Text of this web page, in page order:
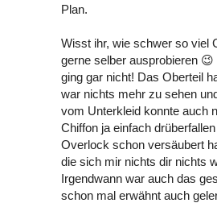
Plan.
Wisst ihr, wie schwer so viel
gerne selber ausprobieren
ging gar nicht! Das Oberteil
war nichts mehr zu sehen
vom Unterkleid konnte auch
Chiffon ja einfach
Overlock schon versäubert
die sich mir nichts dir nichts
Irgendwann war auch das
schon mal erwähnt auch